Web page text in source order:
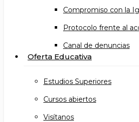
Compromiso con la
Protocolo frente al
Canal de denuncias
Oferta Educativa
Estudios Superiores
Cursos abiertos
Visítanos